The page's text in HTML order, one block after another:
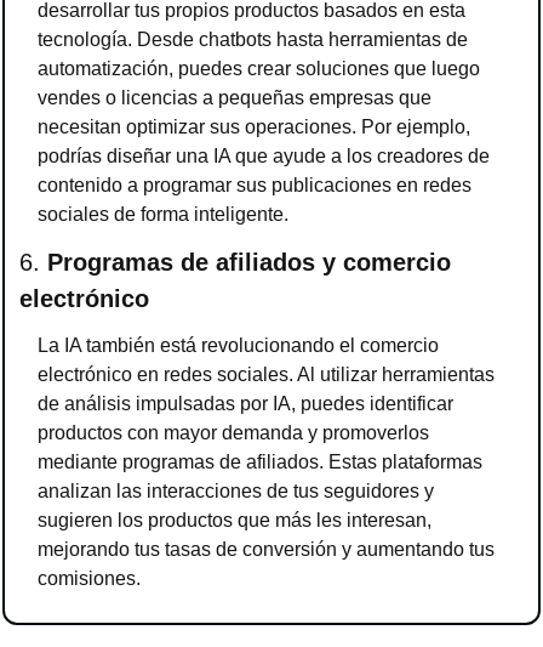
desarrollar tus propios productos basados en esta
tecnología. Desde chatbots hasta herramientas de
automatización, puedes crear soluciones que luego
vendes o licencias a pequeñas empresas que
necesitan optimizar sus operaciones. Por ejemplo,
podrías diseñar una IA que ayude a los creadores de
contenido a programar sus publicaciones en redes
sociales de forma inteligente.
6. Programas de afiliados y comercio
electrónico
La IA también está revolucionando el comercio
electrónico en redes sociales. Al utilizar herramientas
de análisis impulsadas por IA, puedes identificar
productos con mayor demanda y promoverlos
mediante programas de afiliados. Estas plataformas
analizan las interacciones de tus seguidores y
sugieren los productos que más les interesan,
mejorando tus tasas de conversión y aumentando tus
comisiones.